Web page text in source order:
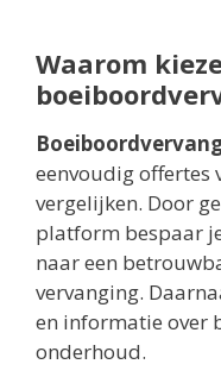
Waarom
eenvoudig offertes
vergelijken. Door
platform bespaar
naar een
vervanging.
en informatie over
onderhoud.